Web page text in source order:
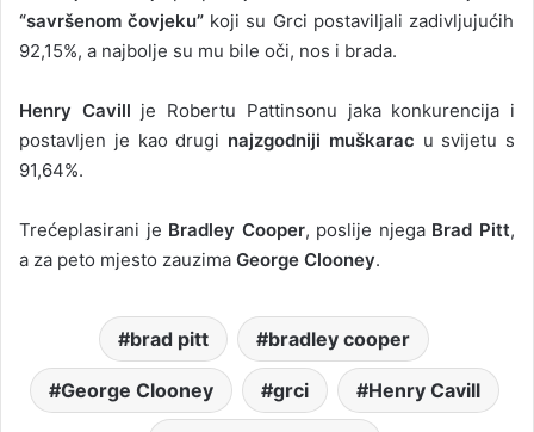
“savršenom čovjeku” koji su Grci postaviljali zadivljujućih
92,15%, a najbolje su mu bile oči, nos i brada.
Henry Cavill je Robertu Pattinsonu jaka konkurencija i
postavljen je kao drugi najzgodniji muškarac u svijetu s
91,64%.
Trećeplasirani je Bradley Cooper, poslije njegaBrad Pitt,
a za peto mjesto zauzima George Clooney.
brad pitt bradley cooper
George Clooney grci Henry Cavill